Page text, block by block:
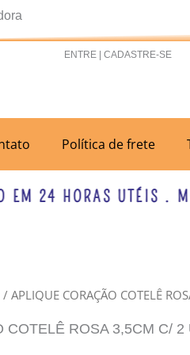
ENTRE | CADASTRE-SE
Política de frete
HORAS UTÉIS .
/ APLIQUE CORAÇÃO COTELÊ
COTELÊ ROSA 3,5CM C/ 2